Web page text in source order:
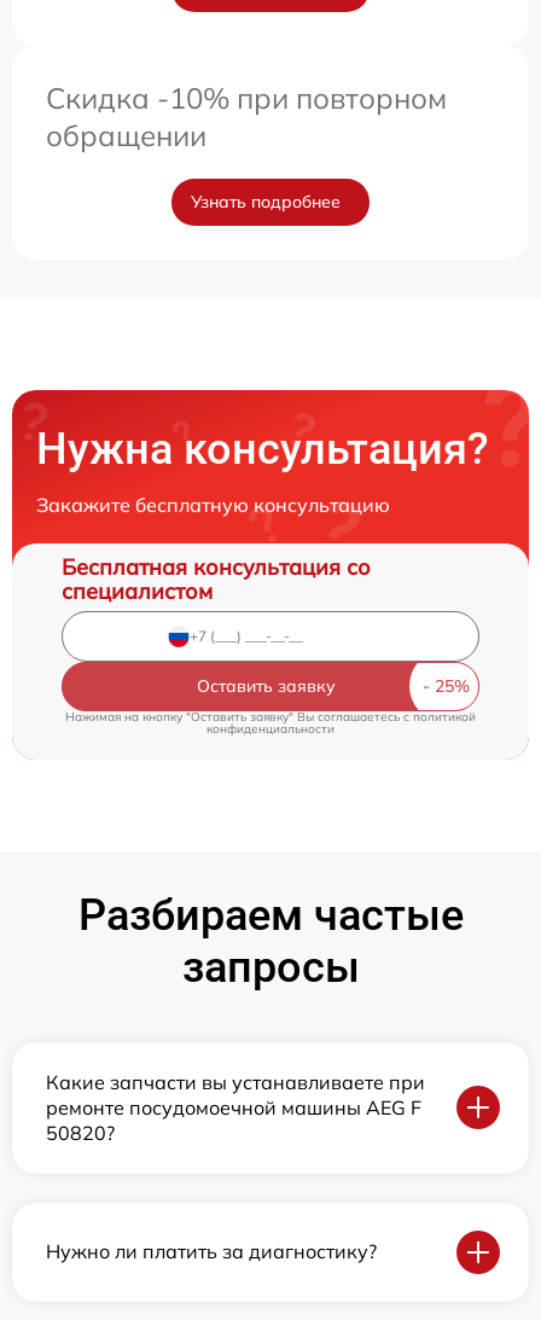
Скидка -10% при повторном
обращении
Узнать подробнее
Нужна консультация?
Закажите бесплатную консультацию
Бесплатная консультация со
специалистом
Оставить заявку
Нажимая на кнопку "Оставить заявку" Вы соглашаетесь cполитикой
конфиденциальности
Разбираем частые
запросы
Какие запчасти вы устанавливаете при
ремонте посудомоечной машины AEG F
50820?
Нужно ли платить за диагностику?